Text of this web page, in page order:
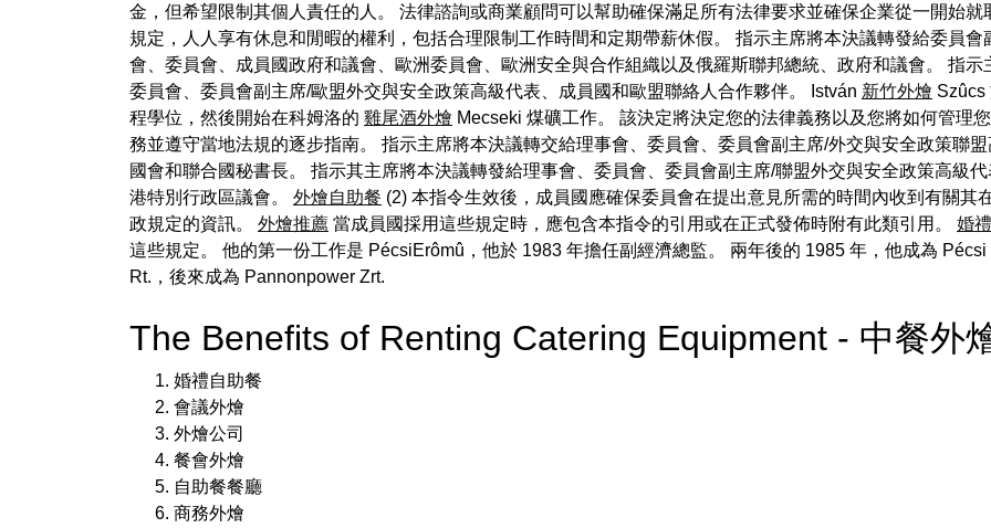
金，但希望限制其個人責任的人。 法律諮詢或商業顧問可以幫助確保滿足所有法律要求並確保企業從一開始
規定，人人享有休息和閒暇的權利，包括合理限制工作時間和定期帶薪休假。 指示主席將本決議轉發給委員
會、委員會、成員國政府和議會、歐洲委員會、歐洲安全與合作組織以及俄羅斯聯邦總統、政府和議會。 指
委員會、委員會副主席/歐盟外交與安全政策高級代表、成員國和歐盟聯絡人合作夥伴。 István 新竹外燴
程學位，然後開始在科姆洛的 雞尾酒外燴 Mecseki 煤礦工作。 該決定將決定您的法律義務以及您將如何管理
務並遵守當地法規的逐步指南。 指示主席將本決議轉交給理事會、委員會、委員會副主席/外交與安全政策聯
國會和聯合國秘書長。 指示其主席將本決議轉發給理事會、委員會、委員會副主席/聯盟外交與安全政策高級
港特別行政區議會。 外燴自助餐 (2) 本指令生效後，成員國應確保委員會在提出意見所需的時間內收到有關其
政規定的資訊。 外燴推薦 當成員國採用這些規定時，應包含本指令的引用或在正式發佈時附有此類引用。 婚
這些規定。 他的第一份工作是 PécsiErômû，他於 1983 年擔任副經濟總監。 兩年後的 1985 年，他成為
Rt.，後來成為 Pannonpower Zrt.
The Benefits of Renting Catering Equipment - 中餐外
婚禮自助餐
會議外燴
外燴公司
餐會外燴
自助餐餐廳
商務外燴